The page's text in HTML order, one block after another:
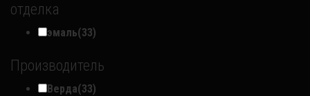
отделка
эмаль(33)
Производитель
Верда(33)